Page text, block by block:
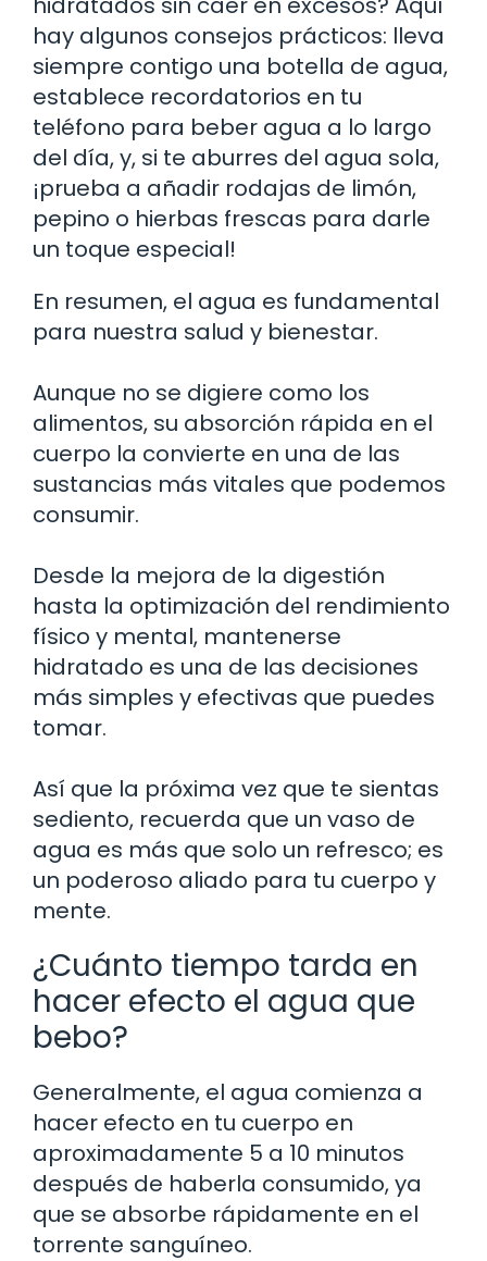
hay algunos consejos prácticos: lleva
siempre contigo una botella de agua,
establece recordatorios en tu
teléfono para beber agua a lo largo
del día, y, si te aburres del agua sola,
¡prueba a añadir rodajas de limón,
pepino o hierbas frescas para darle
un toque especial!
En resumen, el agua es fundamental
para nuestra salud y bienestar.
Aunque no se digiere como los
alimentos, su absorción rápida en el
cuerpo la convierte en una de las
sustancias más vitales que podemos
consumir.
Desde la mejora de la digestión
hasta la optimización del rendimiento
físico y mental, mantenerse
hidratado es una de las decisiones
más simples y efectivas que puedes
tomar.
Así que la próxima vez que te sientas
sediento, recuerda que un vaso de
agua es más que solo un refresco; es
un poderoso aliado para tu cuerpo y
mente.
¿Cuánto tiempo tarda en
hacer efecto el agua que
bebo?
Generalmente, el agua comienza a
hacer efecto en tu cuerpo en
aproximadamente 5 a 10 minutos
después de haberla consumido, ya
que se absorbe rápidamente en el
torrente sanguíneo.